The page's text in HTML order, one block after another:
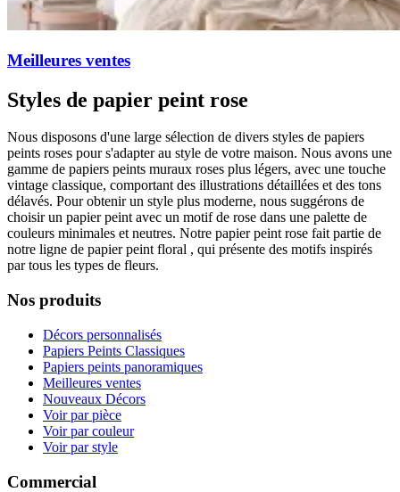
Meilleures ventes
Styles de papier peint rose
Nous disposons d'une large sélection de divers styles de papiers
peints roses pour s'adapter au style de votre maison. Nous avons une
gamme de papiers peints muraux roses plus légers, avec une touche
vintage classique, comportant des illustrations détaillées et des tons
délavés. Pour obtenir un style plus moderne, nous suggérons de
choisir un papier peint avec un motif de rose dans une palette de
couleurs minimales et neutres. Notre papier peint rose fait partie de
notre ligne de papier peint floral , qui présente des motifs inspirés
par tous les types de fleurs.
Nos produits
Décors personnalisés
Papiers Peints Classiques
Papiers peints panoramiques
Meilleures ventes
Nouveaux Décors
Voir par pièce
Voir par couleur
Voir par style
Commercial